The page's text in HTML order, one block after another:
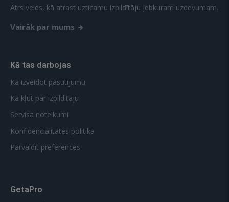
Ātrs veids, kā atrast uzticamu izpildītāju jebkuram uzdevumam.
Vairāk par mums
Kā tas darbojas
Kā izveidot pasūtījumu
Kā kļūt par izpildītāju
Servisa noteikumi
Konfidencialitātes politika
Pārvaldīt preferences
GetaPro